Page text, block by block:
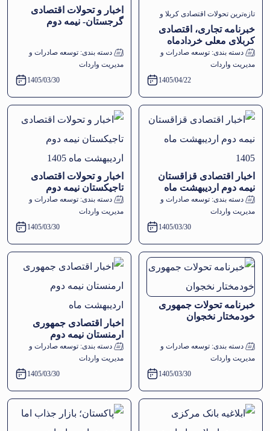
تازه‌ترین تحولات اقتصادی کربلا و
فرات‌الاوسط مرور شد
خبرنامه تجاری، اقتصادی
کربلای معلی خردادماه
1405دسته بندی: توسعه صادرات و
مدیریت واردات
1405/04/22
اخبار و تحولات اقتصادی
گرجستان- نیمه دوم
دسته بندی: توسعه صادرات و
مدیریت واردات
1405/03/30
اخبار اقتصادی قزاقستان
نیمه دوم اردیبهشت ماه
1405دسته بندی: توسعه صادرات و
مدیریت واردات
1405/03/30
اخبار و تحولات اقتصادی
تاجیکستان نیمه دوم
اردیبهشت ماه 1405
دسته بندی: توسعه صادرات و
مدیریت واردات
1405/03/30
خبرنامه تحولات جمهوری
خودمختار نخجوان
دسته بندی: توسعه صادرات و
مدیریت واردات
1405/03/30
اخبار اقتصادی جمهوری
ارمنستان نیمه دوم
اردیبهشت ماه
دسته بندی: توسعه صادرات و
مدیریت واردات
1405/03/30